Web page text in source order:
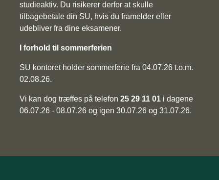
studieaktiv. Du risikerer derfor at skulle
tilbagebetale din SU, hvis du framelder eller
udebliver fra dine eksamener.
I forhold til sommerferien
SU kontoret holder sommerferie fra 04.07.26 t.o.m.
02.08.26.
Vi kan dog træffes på telefon 25 29 11 01 i dagene
06.07.26 - 08.07.26 og igen 30.07.26 og 31.07.26.